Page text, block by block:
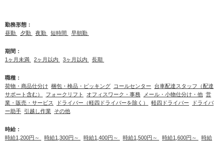
勤務形態：
昼勤
夕勤 夜勤 短時間 早朝勤
期間：
1ヶ月未満
2ヶ月以内 3ヶ月以内 長期
職種：
荷物・商品仕分け 梱包・検品・ピッキング コールセンター
台車配達スタッフ（配達
サポート含む）
フォークリフト オフィスワーク・事務 メール・小物仕分け・他 営
業・販売・サービス
ドライバー（軽四ドライバーを除く） 軽四ドライバー
ドライバ
ー助手 引越し作業 その他
時給：
時給1,200円～
時給1,300円～ 時給1,400円～ 時給1,500円～ 時給1,600円～
時給